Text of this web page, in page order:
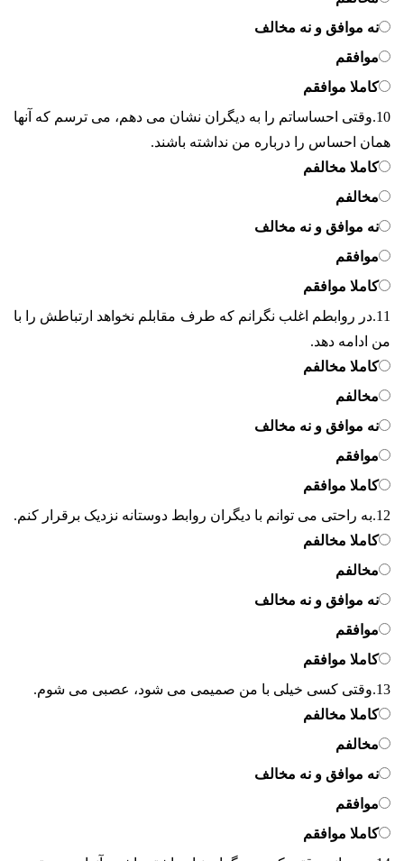
نه موافق و نه مخالف
موافقم
کاملا موافقم
10. وقتی احساساتم را به دیگران نشان می دهم، می ترسم که آنها
همان احساس را درباره من نداشته باشند.
کاملا مخالفم
مخالفم
نه موافق و نه مخالف
موافقم
کاملا موافقم
11. در روابطم اغلب نگرانم که طرف مقابلم نخواهد ارتباطش را با
من ادامه دهد.
کاملا مخالفم
مخالفم
نه موافق و نه مخالف
موافقم
کاملا موافقم
12. به راحتی می توانم با دیگران روابط دوستانه نزدیک برقرار کنم.
کاملا مخالفم
مخالفم
نه موافق و نه مخالف
موافقم
کاملا موافقم
13. وقتی کسی خیلی با من صمیمی می شود، عصبی می شوم.
کاملا مخالفم
مخالفم
نه موافق و نه مخالف
موافقم
کاملا موافقم